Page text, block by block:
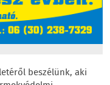
beszélünk, aki